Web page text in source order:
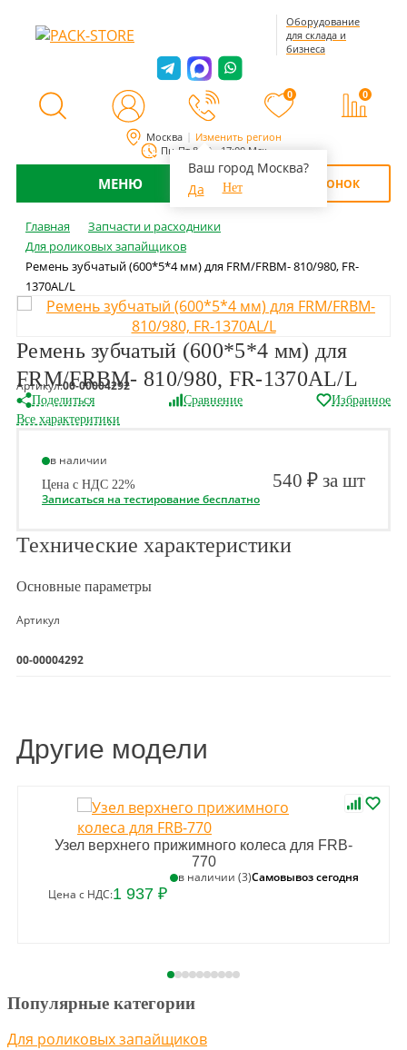
Москва Изменить регион
Ваш город Москва?
Да
Нет
Пн-Пт 8:00 - 17:00 Мск
Оборудование
для склада и
бизнеса
0 0
МЕНЮ ОБРАТНЫЙ ЗВОНОК
Главная
Запчасти и расходники
Для роликовых запайщиков
Ремень зубчатый (600*5*4 мм) для FRM/FRBM- 810/980, FR-
1370AL/L
Ремень зубчатый (600*5*4 мм) для
FRM/FRBM- 810/980, FR-1370AL/L
Артикул:00-00004292
Поделиться Сравнение
Избранное
Все характеритики
в наличии
Цена с НДС 22% 540 ₽ за шт
Записаться на тестирование бесплатно
Технические характеристики
Основные параметры
Артикул
00-00004292
Другие модели
Узел верхнего прижимного колеса для FRB-
770
в наличии (3)Самовывоз сегодня
Цена с НДС:1 937 ₽
Популярные категории
Для роликовых запайщиков